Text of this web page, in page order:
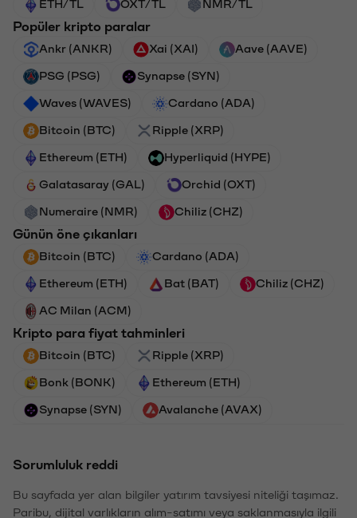
ETH/TL OXT/TL NMR/TL
Popüler kripto paralar
Ankr (ANKR) Xai (XAI) Aave (AAVE)
PSG (PSG) Synapse (SYN)
Waves (WAVES) Cardano (ADA)
Bitcoin (BTC) Ripple (XRP)
Ethereum (ETH) Hyperliquid (HYPE)
Galatasaray (GAL) Orchid (OXT)
Numeraire (NMR) Chiliz (CHZ)
Günün öne çıkanları
Bitcoin (BTC) Cardano (ADA)
Ethereum (ETH) Bat (BAT) Chiliz (CHZ)
AC Milan (ACM)
Kripto para fiyat tahminleri
Bitcoin (BTC) Ripple (XRP)
Bonk (BONK) Ethereum (ETH)
Synapse (SYN) Avalanche (AVAX)
Sorumluluk reddi
Bu sayfada yer alan bilgiler yatırım tavsiyesi niteliği taşımaz.
Paribu, dijital varlıkların alım-satımı veya saklanmasıyla ilgili